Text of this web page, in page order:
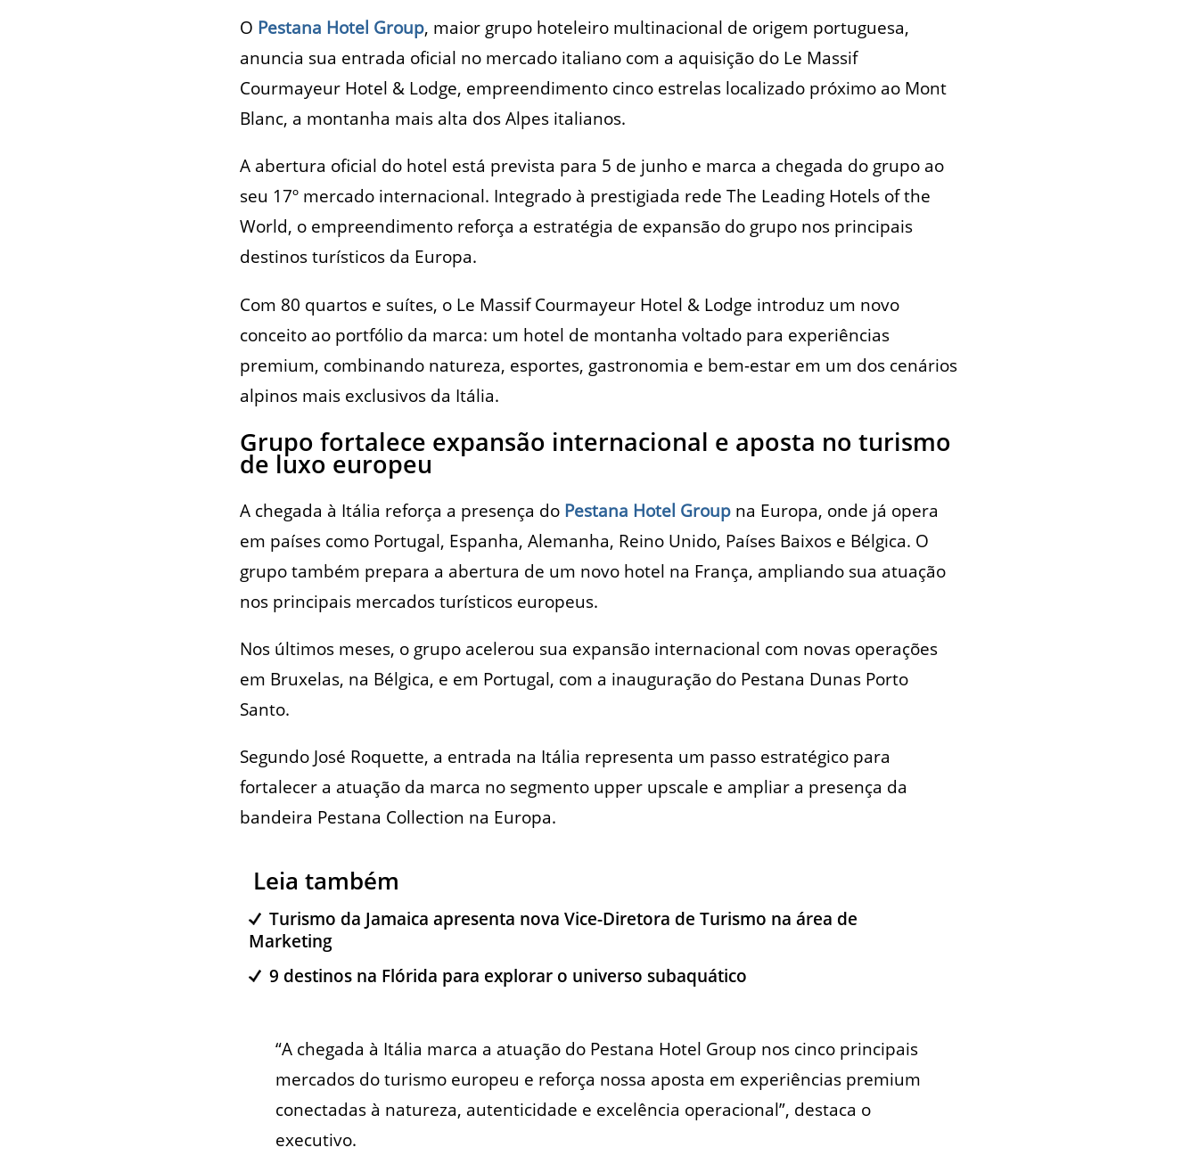
O Pestana Hotel Group, maior grupo hoteleiro multinacional de origem portuguesa,
anuncia sua entrada oficial no mercado italiano com a aquisição do Le Massif
Courmayeur Hotel & Lodge, empreendimento cinco estrelas localizado próximo ao Mont
Blanc, a montanha mais alta dos Alpes italianos.
A abertura oficial do hotel está prevista para 5 de junho e marca a chegada do grupo ao
seu 17º mercado internacional. Integrado à prestigiada rede The Leading Hotels of the
World, o empreendimento reforça a estratégia de expansão do grupo nos principais
destinos turísticos da Europa.
Com 80 quartos e suítes, o Le Massif Courmayeur Hotel & Lodge introduz um novo
conceito ao portfólio da marca: um hotel de montanha voltado para experiências
premium, combinando natureza, esportes, gastronomia e bem-estar em um dos cenários
alpinos mais exclusivos da Itália.
Grupo fortalece expansão internacional e aposta no turismo
de luxo europeu
A chegada à Itália reforça a presença do Pestana Hotel Groupna Europa, onde já opera
em países como Portugal, Espanha, Alemanha, Reino Unido, Países Baixos e Bélgica. O
grupo também prepara a abertura de um novo hotel na França, ampliando sua atuação
nos principais mercados turísticos europeus.
Nos últimos meses, o grupo acelerou sua expansão internacional com novas operações
em Bruxelas, na Bélgica, e em Portugal, com a inauguração do Pestana Dunas Porto
Santo.
Segundo José Roquette, a entrada na Itália representa um passo estratégico para
fortalecer a atuação da marca no segmento upper upscale e ampliar a presença da
bandeira Pestana Collection na Europa.
Leia também
Turismo da Jamaica apresenta nova Vice-Diretora de Turismo na área de
Marketing
9 destinos na Flórida para explorar o universo subaquático
“A chegada à Itália marca a atuação do Pestana Hotel Group nos cinco principais
mercados do turismo europeu e reforça nossa aposta em experiências premium
conectadas à natureza, autenticidade e excelência operacional”, destaca o
executivo.